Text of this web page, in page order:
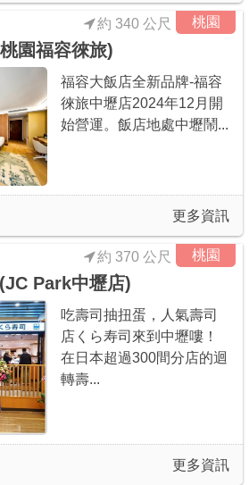
桃園
園福容徠旅)
約 340 公尺
福容大飯店全新品牌-福容
徠旅中壢店2024年12月開
始營運。飯店地處中壢鬧...
更多資訊
桃園
Park中壢店)
約 370 公尺
吃壽司抽扭蛋，人氣壽司
店くら寿司來到中壢嘍！
在日本超過300間分店的迴
轉壽...
更多資訊